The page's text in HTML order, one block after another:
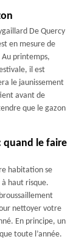
De Quercy
en mesure de
Au printemps,
il est
le jaunissement
avant de
que le gazon
quand le faire
habitation se
haut risque.
nettoyer votre
En principe, un
toute l’année.